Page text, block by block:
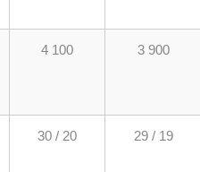
4 100 3 900
30 / 20 29 / 19